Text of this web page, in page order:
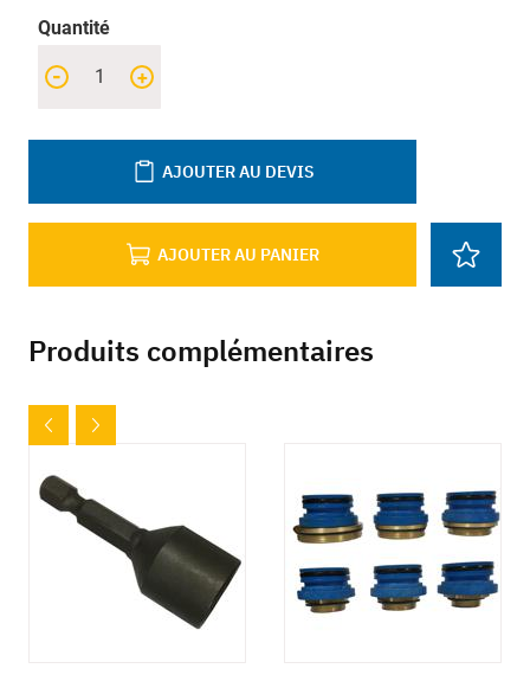
Quantité
+
-
AJOUTER AU PANIER
AJOUTER AU DEVIS
Produits complémentaires